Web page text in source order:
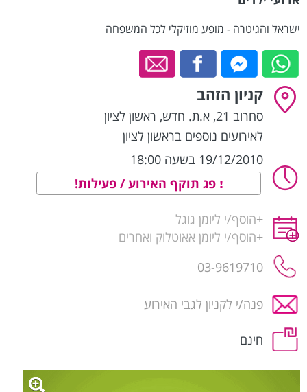
ישראל והגיטרה - מופע מוזיקלי לכל המשפחה
קניון הזהב
סחרוב 21, א.ת. חדש , ראשון לציון
לאירועים נוספים בראשון לציון
19/12/2010 בשעה 18:00
פג תוקף האירוע / פעילות!
+הוסף/י ליומן גוגל
+הוסף/י ליומן אאוטלוק ואחרים
03-9619710
פנה/י לקניון לגבי האירוע
חינם